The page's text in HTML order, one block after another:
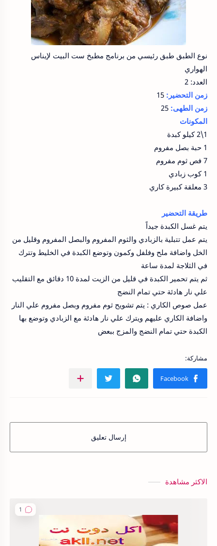
نوع الطبق طبق رئيسي من برنامج مطبخ ست البيت لإيناس
الهواري
العدد: 2
زمن التحضير:
زمن الطهى:
المكونات
1\2 كيلو كبدة
1 حبة بصل مفروم
7 فص ثوم مفروم
1 كوب زبادي
3 معلقة كبيرة كاري
طريقة التحضير
يتم غسل الكبدة جيداً
يتم عمل تتبلية بالزبادي والثوم المفروم والبصل المفروم وقليل من
الخل واضافة ملح وفلفل وكمون وتوضع الكبدة في الخليط وتترك
في الثلاجة لمدة ساعة
ثم يتم تحمير الكبدة في قليل من الزيت لمدة 10 دقائق مع التقليب
علي نار هادئة حتي تمام النضج
عمل صوص الكاري : يتم تشويح ثوم مفروم وبصل مفروم علي النار
واضافة الكاري عليهم ويترك علي نار هادئة مع الزبادي وتوضع بها
الكبدة حتي تمام النضج والمزج ببعض
إرسال تعليق
الاكثر مشاهدة